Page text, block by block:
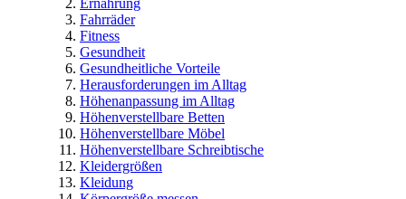
Ernährung
Fahrräder
Fitness
Gesundheit
Gesundheitliche Vorteile
Herausforderungen im Alltag
Höhenanpassung im Alltag
Höhenverstellbare Betten
Höhenverstellbare Möbel
Höhenverstellbare Schreibtische
Kleidergrößen
Kleidung